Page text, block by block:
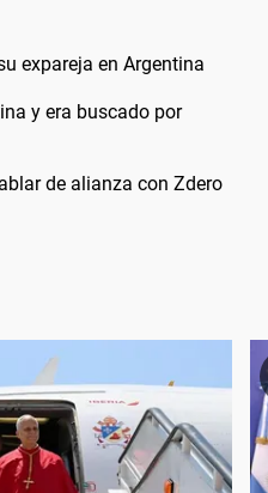
expareja en Argentina
y era buscado por
de alianza con Zdero